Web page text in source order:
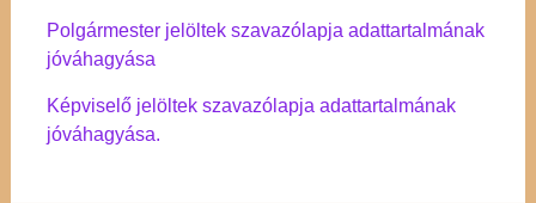
Polgármester jelöltek szavazólapja adattartalmának
jóváhagyása
Képviselő jelöltek szavazólapja adattartalmának
jóváhagyása.